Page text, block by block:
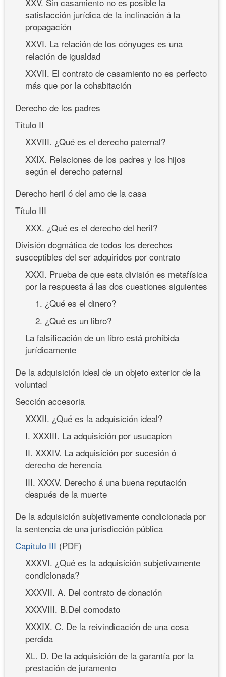
satisfacción jurídica de la inclinación á la
propagación
XXVI. La relación de los cónyuges es una
relación de igualdad
XXVII. El contrato de casamiento no es perfecto
más que por la cohabitación
Derecho de los padres
Título II
XXVIII. ¿Qué es el derecho paternal?
XXIX. Relaciones de los padres y los hijos
según el derecho paternal
Derecho heril ó del amo de la casa
Título III
XXX. ¿Qué es el derecho del heril?
División dogmática de todos los derechos
susceptibles del ser adquiridos por contrato
XXXI. Prueba de que esta división es metafísica
por la respuesta á las dos cuestiones siguientes
1. ¿Qué es el dinero?
2. ¿Qué es un libro?
La falsificación de un libro está prohibida
jurídicamente
De la adquisición ideal de un objeto exterior de la
voluntad
Sección accesoria
XXXII. ¿Qué es la adquisición ideal?
I. XXXIII. La adquisición por usucapion
II. XXXIV. La adquisición por sucesión ó
derecho de herencia
III. XXXV. Derecho á una buena reputación
después de la muerte
De la adquisición subjetivamente condicionada por
la sentencia de una jurisdicción pública
Capítulo III (PDF)
XXXVI. ¿Qué es la adquisición subjetivamente
condicionada?
XXXVII. A. Del contrato de donación
XXXVIII. B.Del comodato
XXXIX. C. De la reivindicación de una cosa
perdida
XL. D. De la adquisición de la garantía por la
prestación de juramento